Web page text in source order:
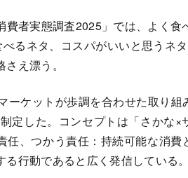
者実態調査2025」では、よく食
るネタ、コスパがいいと思うネ
え漂う。
ケットが歩調を合わせた取り組
定した。コンセプトは「さかな×
、つかう責任：持続可能な消費
行動であると広く発信している。